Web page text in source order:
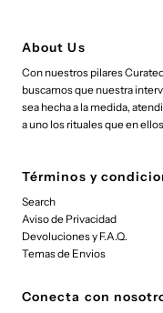
About Us
Con nuestros pilares
buscamos que nuestra
sea hecha a la medida,
a uno los rituales que en
Términos y
Search
Aviso de Privacidad
Devoluciones y F.A.Q.
Temas de Envios
Conecta con